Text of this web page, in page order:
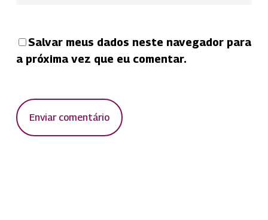
Salvar meus dados neste navegador para
a próxima vez que eu comentar.